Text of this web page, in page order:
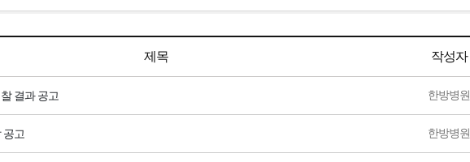
제목 작성자
결과 공고 한방병원
공고 한방병원